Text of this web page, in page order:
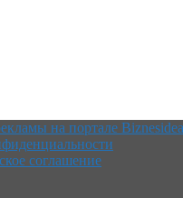
на портале
соглашение